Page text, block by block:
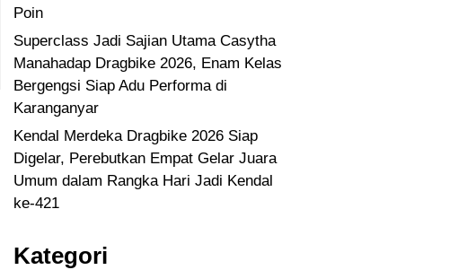
Poin
Superclass Jadi Sajian Utama Casytha
Manahadap Dragbike 2026, Enam Kelas
Bergengsi Siap Adu Performa di
Karanganyar
Kendal Merdeka Dragbike 2026 Siap
Digelar, Perebutkan Empat Gelar Juara
Umum dalam Rangka Hari Jadi Kendal
ke-421
Kategori